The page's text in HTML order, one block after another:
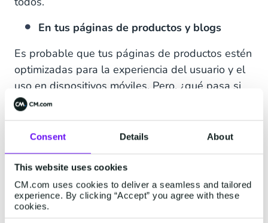
Consent Details About
This website uses cookies
CM.com uses cookies to deliver a seamless and tailored
experience. By clicking “Accept” you agree with these
cookies.
En tus páginas de productos y blogs
Es probable que tus páginas de productos estén
optimizadas para la experiencia del usuario y el
uso en dispositivos móviles. Pero, ¿qué pasa si
tu visitante tiene una pregunta? No querrías que
tengan que buscar la mejor manera de
contactarte, ya que podrían perder interés
fácilmente en el camino y abandonar tu sitio
web. Si pueden hacer clic en un botón en la
página de productos, iniciandouna conversación
de WhatsApp en su teléfono móvilo a través
de WhatsApp Web en su PC, el proceso les